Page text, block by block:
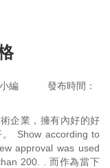
小編 發布時間：
企業，擁有內好的好
Show according to
approval was used
200. . 而作為當下